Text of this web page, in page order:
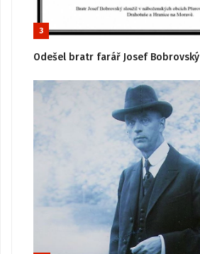
3
Odešel bratr farář Josef Bobrovský